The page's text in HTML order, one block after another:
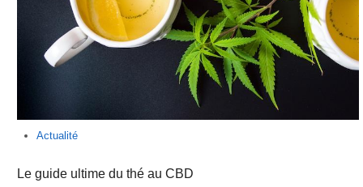
Actualité
Le guide ultime du thé au CBD